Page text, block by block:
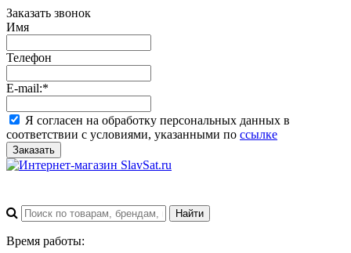
Заказать звонок
Имя
Телефон
E-mail:*
Я согласен на обработку персональных данных в
соответствии с условиями, указанными по ссылке
Заказать
Время работы: